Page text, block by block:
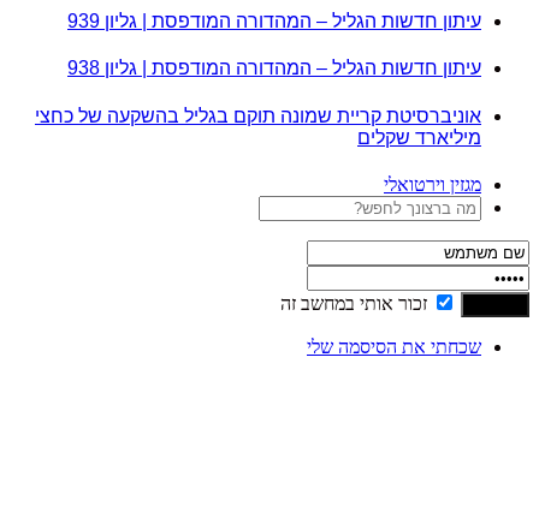
עיתון חדשות הגליל – המהדורה המודפסת | גליון 939
עיתון חדשות הגליל – המהדורה המודפסת | גליון 938
אוניברסיטת קריית שמונה תוקם בגליל בהשקעה של כחצי
מיליארד שקלים
מגזין וירטואלי
זכור אותי במחשב זה
שכחתי את הסיסמה שלי